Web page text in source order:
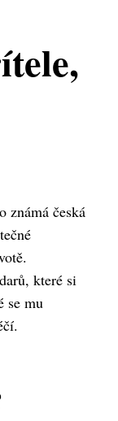
známá česká
které si
se mu